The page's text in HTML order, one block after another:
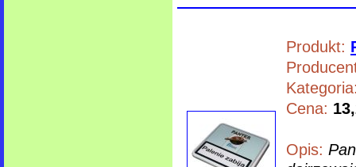
Produkt:
Cena:
Opis: